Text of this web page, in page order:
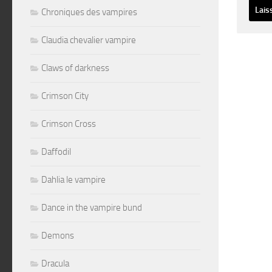
Chroniques des vampires
Claudia chevalier vampire
Claws of darkness
Crimson City
Crimson Cross
Daffodil
Dahlia le vampire
Dance in the vampire bund
Demons
Dracula